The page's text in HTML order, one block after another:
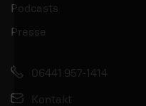
Podcasts
Presse
06441 957-1414
Kontakt